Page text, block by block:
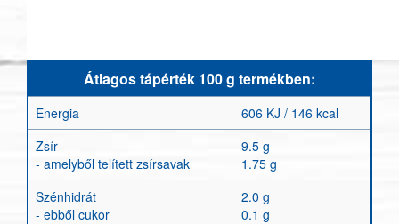
Átlagos tápérték 100 g termékben:
Energia
606 KJ / 146 kcal
Zsír
- amelyből telített zsírsavak
9.5 g
1.75 g
Szénhidrát
- ebből cukor
2.0 g
0.1 g